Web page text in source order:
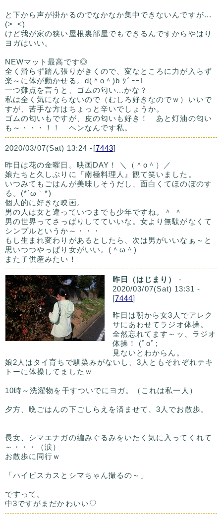
と下から声が掛かるのでなかなか集中できないんですが...
(>_<)
けど我が家の狭い屋根裏部屋でもできるんですからやはり
ヨガはいい。
NEWマット最高です◎
全く滑らず踏ん張りがきくので、変なところに力が入らず
楽～に体が動かせる。d(＾o＾)b ｸﾞｰｰ!
一つ難点を言うと、ゴムの匂い...かな？
私は全く気にならないので（むしろ好きなのでｗ）いいで
すが、苦手な方はちょっと辛いでしょうか。
ゴムの匂いもですが、皮の匂いも好き！ あと灯油の匂い
も～・・・！！ ヘンなんです私。
2020/03/07(Sat) 13:24 -[7443]
昨日は花の金曜日。映画DAY！ ＼（＾o＾）／
娘たちと久しぶりに『南極料理人』観て笑いました。
いつみてもごはんが美味しそうだし、面白くてほのぼのす
る。(*´ω｀*)
個人的に好きな映画。
男の人は女と違っていつまでも少年ですね。＾ ＾
男の世界ってさっぱりしてていいな。女より無駄がなくて
シンプルというか～・・・
もし生まれ変わりがあるとしたら、次は男がいいなぁ～と
思いつつやっぱり女がいい。(＾ω＾)
また子供産みたい！
昨日（はじまり）
-
2020/03/07(Sat) 13:31 -
[7444]
昨日は朝から女3人でアレク
サにあわせてラジオ体操。
全然忘れてます～ッ、ラジオ
体操！ (ﾟoﾟ;
見ないとわからん。
娘2人はタイ育ちで馴染みがないし、3人ともそれぞれテキ
トーに体操してましたｗ
10時～洗濯物を干すついでにヨガ。（これは私一人）
夕方、晩ごはんの下ごしらえを済ませて、3人でお散歩。
長女、シマエナガの編みぐるみをいたく気に入ってくれて
～・・・（涙）
お散歩に同行ｗ
「ハイビスカスとシマちゃん撮るの～」
ですって。
中3ですがまだかわいい♡